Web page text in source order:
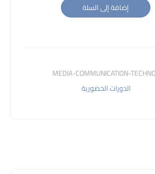
إضافة إلى السلة
الدورات الحضورية